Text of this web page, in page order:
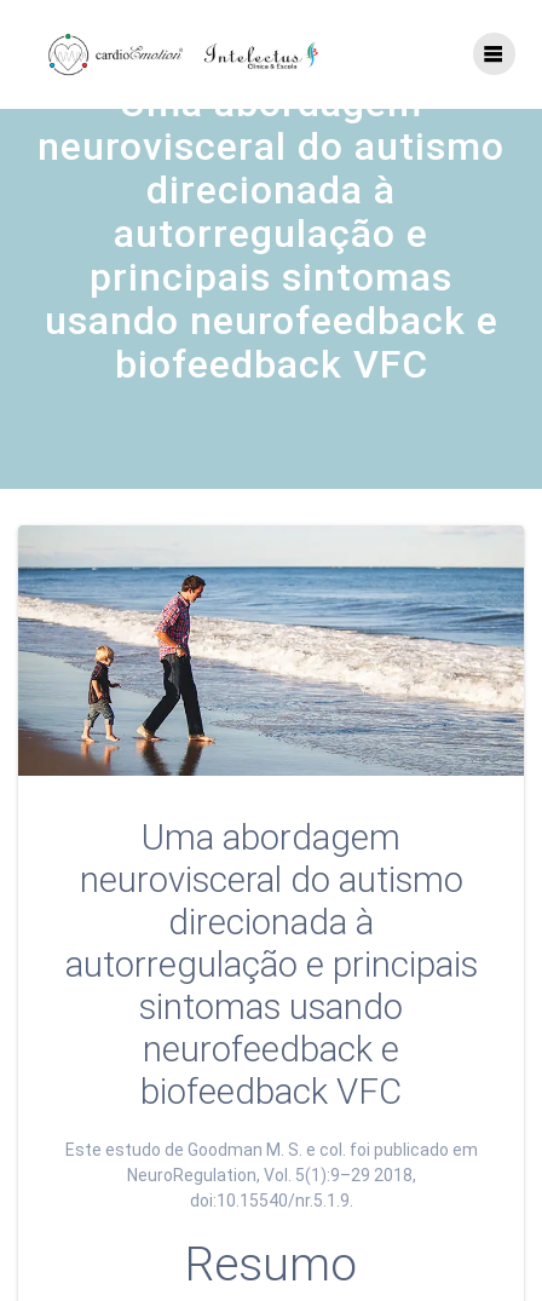
content
Uma abordagem
neurovisceral do autismo
direcionada à
autorregulação e
principais sintomas
usando neurofeedback e
biofeedback VFC
Uma abordagem
neurovisceral do autismo
direcionada à
autorregulação e principais
sintomas usando
neurofeedback e
biofeedback VFC
Este estudo de Goodman M. S. e col. foi publicado em
NeuroRegulation, Vol. 5(1):9–29 2018,
doi:10.15540/nr.5.1.9.
Resumo